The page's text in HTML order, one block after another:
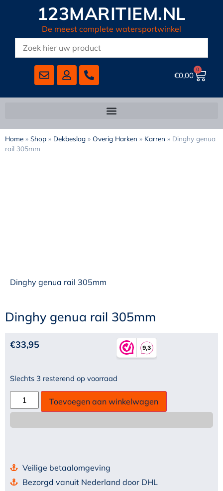
123MARITIEM.NL
De meest complete watersportwinkel
€0,00
0
Home » Shop » Dekbeslag » Overig Harken » Karren » Dinghy genua
rail 305mm
Dinghy genua rail 305mm
Dinghy genua rail 305mm
€33,95
Slechts 3 resterend op voorraad
Toevoegen aan winkelwagen
Veilige betaalomgeving
Bezorgd vanuit Nederland door DHL